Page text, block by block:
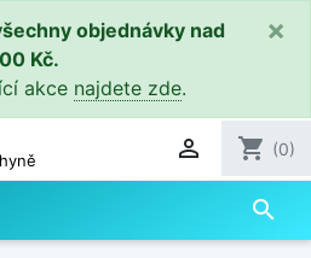
objednávky nad
Kč.
akce najdete zde.
×
 shopping_cart (0)
search